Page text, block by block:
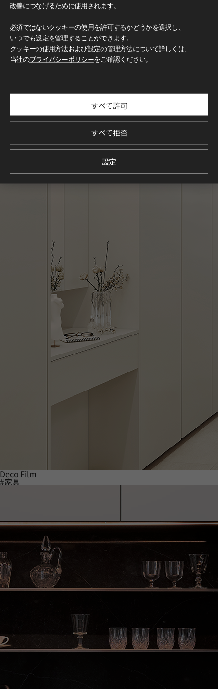
Deco Film
#家具
Deco Film
#家具
改善につなげるために使用されます。
必須ではないクッキーの使用を許可するかどうかを選択し、
いつでも設定を管理することができます。
クッキーの使用方法および設定の管理方法について詳しくは、
当社のプライバシーポリシーをご確認ください。
すべて許可
すべて拒否
設定